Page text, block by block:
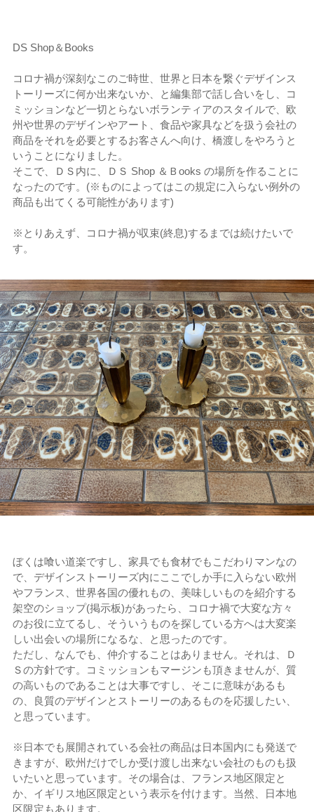
DS Shop＆Books
コロナ禍が深刻なこのご時世、世界と日本を繋ぐデザインス
トーリーズに何か出来ないか、と編集部で話し合いをし、コ
ミッションなど一切とらないボランティアのスタイルで、欧
州や世界のデザインやアート、食品や家具などを扱う会社の
商品をそれを必要とするお客さんへ向け、橋渡しをやろうと
いうことになりました。
そこで、ＤＳ内に、ＤＳ Shop ＆Ｂooks の場所を作ることに
なったのです。(※ものによってはこの規定に入らない例外の
商品も出てくる可能性があります)
※とりあえず、コロナ禍が収束(終息)するまでは続けたいで
す。
ぼくは喰い道楽ですし、家具でも食材でもこだわりマンなの
で、デザインストーリーズ内にここでしか手に入らない欧州
やフランス、世界各国の優れもの、美味しいものを紹介する
架空のショップ(掲示板)があったら、コロナ禍で大変な方々
のお役に立てるし、そういうものを探している方へは大変楽
しい出会いの場所になるな、と思ったのです。
ただし、なんでも、仲介することはありません。それは、Ｄ
Ｓの方針です。コミッションもマージンも頂きませんが、質
の高いものであることは大事ですし、そこに意味があるも
の、良質のデザインとストーリーのあるものを応援したい、
と思っています。
※日本でも展開されている会社の商品は日本国内にも発送で
きますが、欧州だけでしか受け渡し出来ない会社のものも扱
いたいと思っています。その場合は、フランス地区限定と
か、イギリス地区限定という表示を付けます。当然、日本地
区限定もあります。